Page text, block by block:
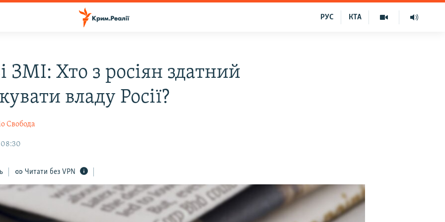
КТА
РУС
ЗМІ: Хто з росіян здатний
владу Росії?
Свобода
08:30
Читати без VPN